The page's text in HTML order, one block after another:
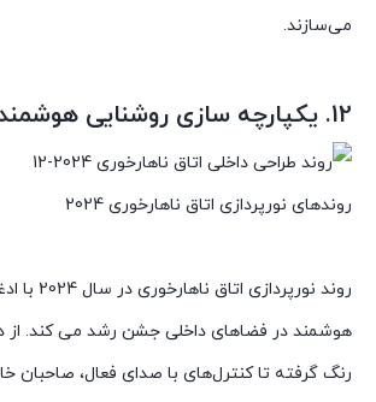
می‌سازند.
12. یکپارچه سازی روشنایی هوشمند
روندهای نورپردازی اتاق ناهارخوری 2024
روند
هوشمند در فضاهای داخلی جشن رشد می کند. از
رنگ گرفته تا کنترل‌های با صدای فعال، صاحبان